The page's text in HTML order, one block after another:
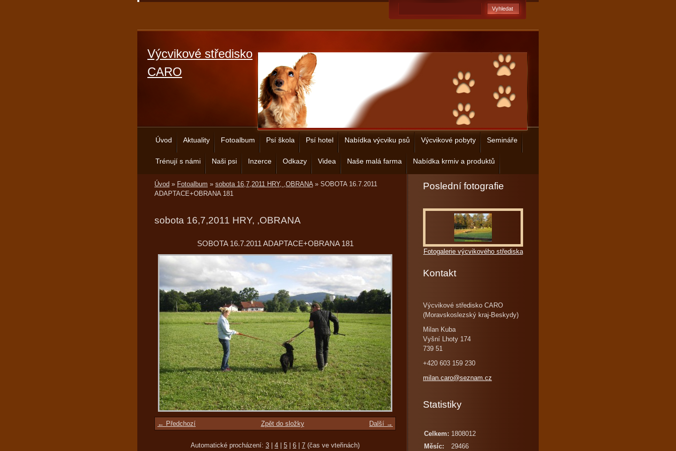
Výcvikové středisko
CARO
Úvod Aktuality Fotoalbum Psí škola Psí hotel Nabídka výcviku psů Výcvikové pobyty Semináře
Trénují s námi Naši psi Inzerce Odkazy Videa Naše malá farma Nabídka krmiv a produktů
Úvod » Fotoalbum » sobota 16,7,2011 HRY, ,OBRANA» SOBOTA 16.7.2011
ADAPTACE+OBRANA 181
sobota 16,7,2011 HRY, ,OBRANA
SOBOTA 16.7.2011 ADAPTACE+OBRANA 181
← Předchozí Další →
Zpět do složky
Automatické procházení: 3 4 5 6 7 (čas ve vteřinách)
Poslední fotografie
Fotogalerie výcvikového střediska
Kontakt
Výcvikové středisko CARO
(Moravskoslezský kraj-Beskydy)
Milan Kuba
Vyšní Lhoty 174
739 51
+420 603 159 230
milan.caro@seznam.cz
Statistiky
Celkem: 1808012
Měsíc:
29466